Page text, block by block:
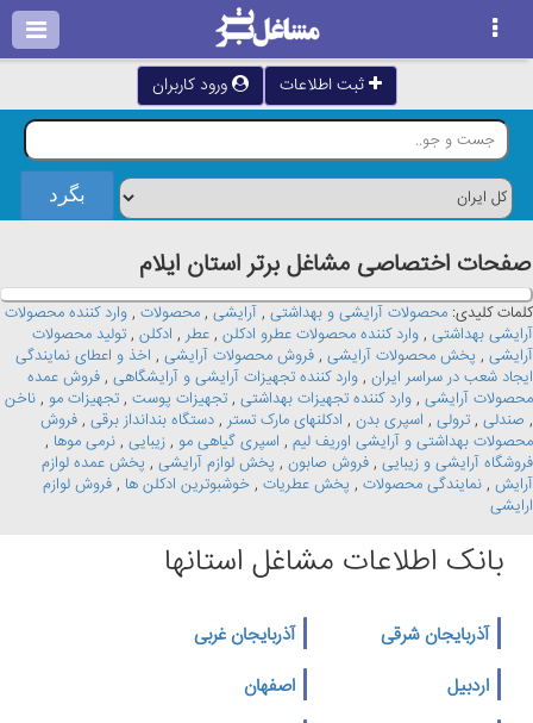
ثبت اطلاعات ورود کاربران
صفحات اختصاصی مشاغل برتر استان ايلام
کلمات کلیدی: محصولات آرایشی و بهداشتی , آرایشی , محصولات , وارد کننده محصولات
آرایشی بهداشتی , وارد کننده محصولات عطرو ادکلن , عطر , ادکلن , تولید محصولات
آرایشی , پخش محصولات آرایشی , فروش محصولات آرایشی , اخذ و اعطای نمایندگی
ایجاد شعب در سراسر ایران , وارد کننده تجهیزات آرایشی و آرایشگاهی , فروش عمده
محصولات آرایشی , وارد کننده تجهیزات بهداشتی , تجهیزات پوست , تجهیزات مو , ناخن
, صندلی , ترولی , اسپری بدن , ادکلنهای مارک تستر , دستگاه بندانداز برقی , فروش
محصولات بهداشتی و آرایشی اوریف لیم , اسپری گیاهی مو , زیبایی , نرمی موها ,
فروشگاه آرایشی و زیبایی , فروش صابون , پخش لوازم آرایشی , پخش عمده لوازم
آرایش , نمایندگی محصولات , پخش عطریات , خوشبوترین ادکلن ها , فروش لوازم
ارایشی
بانک اطلاعات مشاغل استانها
آذربایجان شرقی
آذربایجان غربی
اردبیل
اصفهان